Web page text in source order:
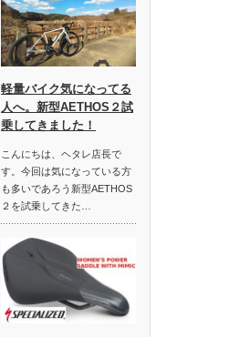
軽量バイク気になってる
人へ。新型AETHOS２試
乗してきました！
こんにちは、ヘタレ店長で
す。今回は気になっている方
も多いであろう新型AETHOS
２を試乗してきた…